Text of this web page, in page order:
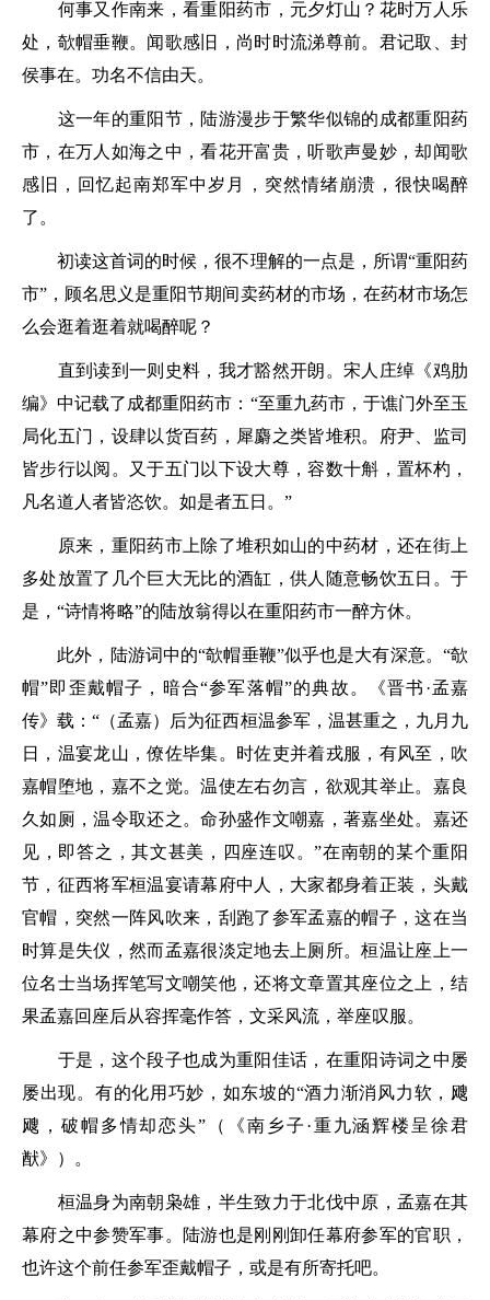
何事又作南来，看重阳药市，元夕灯山？花时万人乐
处，欹帽垂鞭。闻歌感旧，尚时时流涕尊前。君记取、封
侯事在。功名不信由天。
这一年的重阳节，陆游漫步于繁华似锦的成都重阳药
市，在万人如海之中，看花开富贵，听歌声曼妙，却闻歌
感旧，回忆起南郑军中岁月，突然情绪崩溃，很快喝醉
了。
初读这首词的时候，很不理解的一点是，所谓“重阳药
市”，顾名思义是重阳节期间卖药材的市场，在药材市场怎
么会逛着逛着就喝醉呢？
直到读到一则史料，我才豁然开朗。宋人庄绰《鸡肋
编》中记载了成都重阳药市： “至重九药市，于谯门外至玉
局化五门，设肆以货百药，犀麝之类皆堆积。府尹、监司
皆步行以阅。又于五门以下设大尊，容数十斛，置杯杓，
凡名道人者皆恣饮。如是者五日。”
原来，重阳药市上除了堆积如山的中药材，还在街上
多处放置了几个巨大无比的酒缸，供人随意畅饮五日。于
是，“诗情将略”的陆放翁得以在重阳药市一醉方休。
此外，陆游词中的“欹帽垂鞭”似乎也是大有深意。“欹
帽”即歪戴帽子，暗合“参军落帽”的典故。《晋书·孟嘉
传》载：“（孟嘉）后为征西桓温参军，温甚重之，九月九
日，温宴龙山，僚佐毕集。时佐吏并着戎服，有风至，吹
嘉帽堕地，嘉不之觉。温使左右勿言，欲观其举止。嘉良
久如厕，温令取还之。命孙盛作文嘲嘉，著嘉坐处。嘉还
见，即答之，其文甚美，四座连叹。”在南朝的某个重阳
节，征西将军桓温宴请幕府中人，大家都身着正装，头戴
官帽，突然一阵风吹来，刮跑了参军孟嘉的帽子，这在当
时算是失仪，然而孟嘉很淡定地去上厕所。桓温让座上一
位名士当场挥笔写文嘲笑他，还将文章置其座位之上，结
果孟嘉回座后从容挥毫作答，文采风流，举座叹服。
于是，这个段子也成为重阳佳话，在重阳诗词之中屡
屡出现。有的化用巧妙，如东坡的“酒力渐消风力软，飕
飕，破帽多情却恋头” （《南乡子·重九涵辉楼呈徐君
猷》）。
桓温身为南朝枭雄，半生致力于北伐中原，孟嘉在其
幕府之中参赞军事。陆游也是刚刚卸任幕府参军的官职，
也许这个前任参军歪戴帽子，或是有所寄托吧。